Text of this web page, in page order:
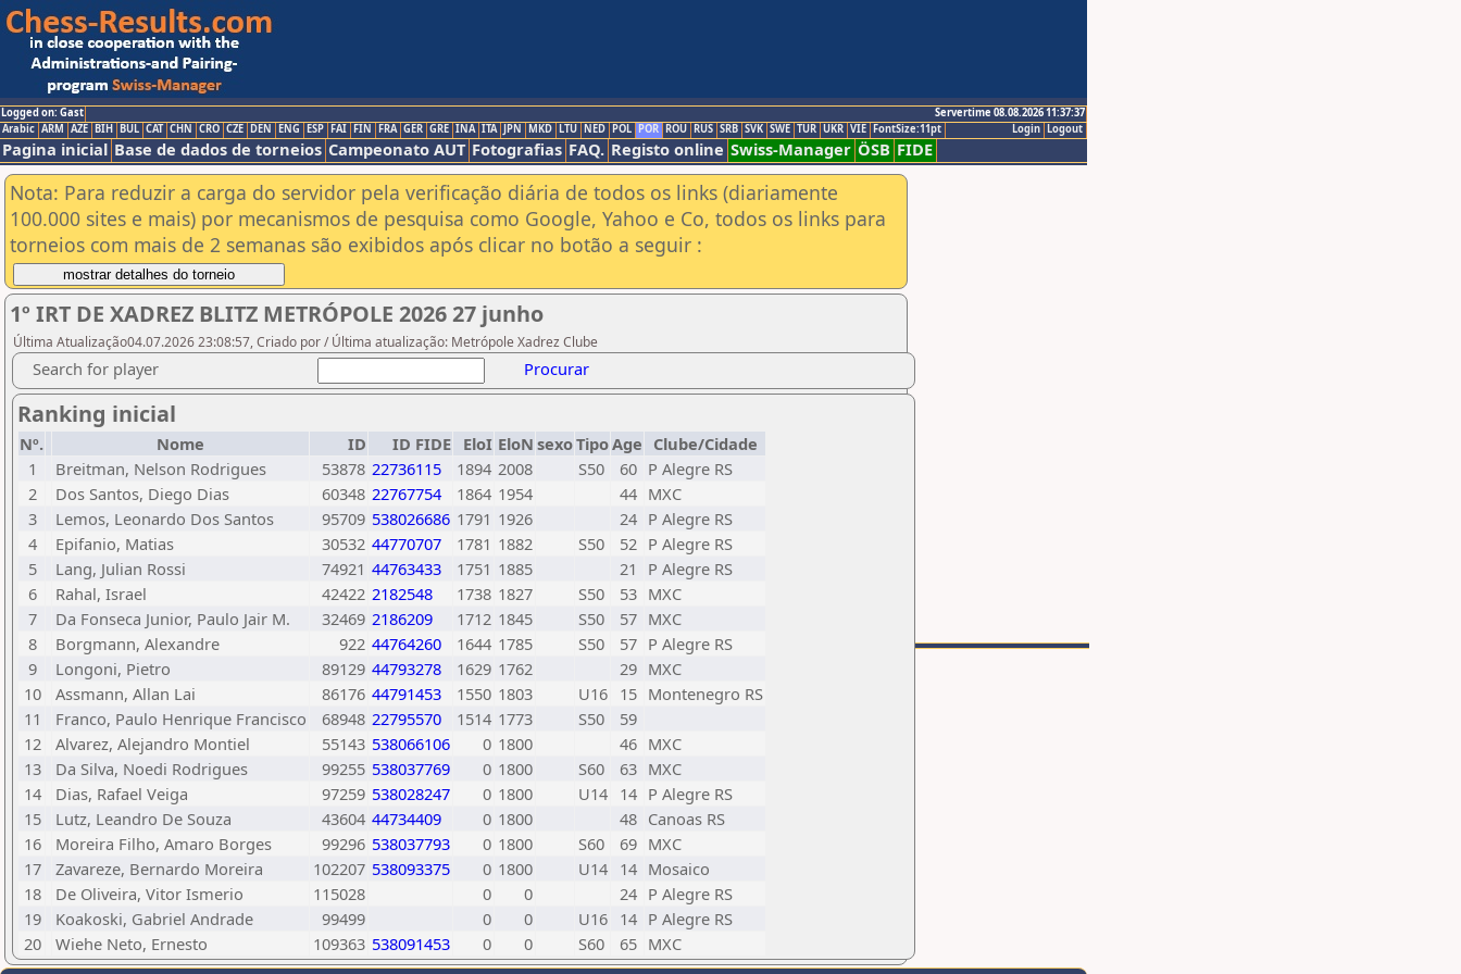
Logged on: Gast
Servertime 08.08.2026 11:37:37
Logout
Login
Arabic ARM AZE BIH BUL CAT CHN CRO CZE DEN ENG ESP FAI FIN FRA GER GRE INA ITA JPN MKD LTU NED POL POR ROU RUS SRB SVK SWE TUR UKR VIE FontSize:11pt
Pagina inicial Base de dados de torneios Campeonato AUT Fotografias FAQ. Registo online Swiss-Manager ÖSB FIDE
Nota: Para reduzir a carga do servidor pela verificação diária de todos os links (diariamente
100.000 sites e mais) por mecanismos de pesquisa como Google, Yahoo e Co, todos os links para
torneios com mais de 2 semanas são exibidos após clicar no botão a seguir :
1º IRT DE XADREZ BLITZ METRÓPOLE 2026 27 junho
Última Atualização04.07.2026 23:08:57, Criado por / Última atualização: Metrópole Xadrez Clube
Search for player Procurar
Ranking inicial
Nº. Nome ID ID FIDE EloI EloN sexoTipoAge Clube/Cidade
1
Breitman, Nelson Rodrigues 53878 22736115 1894 2008 S50 60 P Alegre RS
2
Dos Santos, Diego Dias 60348 22767754 1864 1954 44 MXC
3
Lemos, Leonardo Dos Santos 95709 538026686 1791 1926 24 P Alegre RS
4
Epifanio, Matias 30532 44770707 1781 1882 S50 52 P Alegre RS
5
Lang, Julian Rossi 74921 44763433 1751 1885 21
P Alegre RS
6
Rahal, Israel 42422 2182548 1738 1827 S50 53 MXC
7
Da Fonseca Junior, Paulo Jair M. 32469 2186209 1712 1845 S50 57 MXC
8
Borgmann, Alexandre 922 44764260 1644 1785 S50 57 P Alegre RS
9
Longoni, Pietro 89129 44793278 1629 1762 29 MXC
10
Assmann, Allan Lai 86176 44791453 1550 1803 U16 15 Montenegro RS
11
Franco, Paulo Henrique Francisco 68948 22795570 1514 1773 S50
59
12
Alvarez, Alejandro Montiel 55143 538066106 0 1800 46 MXC
13
Da Silva, Noedi Rodrigues 99255 538037769 0 1800 S60 63 MXC
14
Dias, Rafael Veiga 97259 538028247 0 1800 U14 14 P Alegre RS
15
Lutz, Leandro De Souza 43604 44734409 0 1800 48 Canoas RS
16
Moreira Filho, Amaro Borges 99296 538037793 0 1800 S60 69 MXC
17
Zavareze, Bernardo Moreira 102207 538093375 0 1800 U14 14 Mosaico
18
De Oliveira, Vitor Ismerio 115028 0 0 24 P Alegre RS
19
Koakoski, Gabriel Andrade 99499 0 0 U16 14 P Alegre RS
20
Wiehe Neto, Ernesto 109363 538091453 0 0 S60 65 MXC